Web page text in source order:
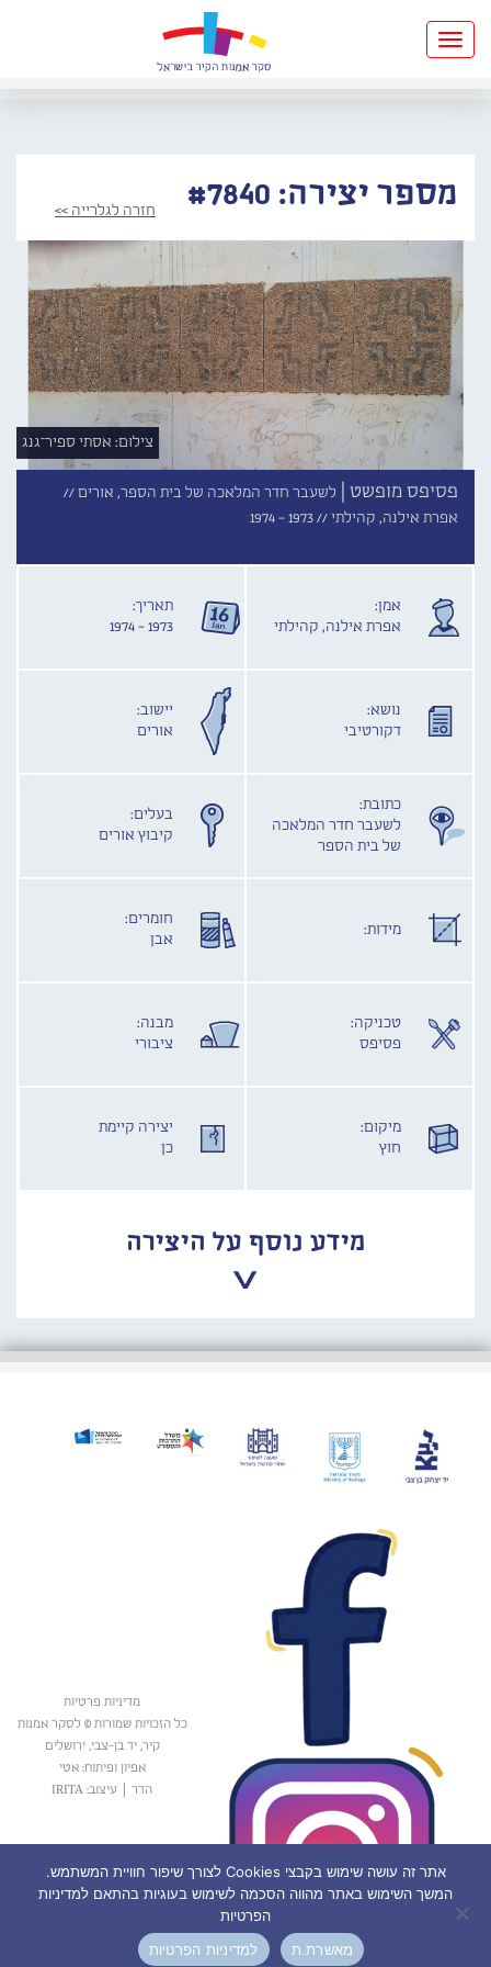
Toggle
navigation
מספר יצירה: #7840 חזרה לגלרייה >>
צילום: אסתי ספיר־גנג
פסיפס מופשט |
לשעבר חדר המלאכה של בית הספר, אורים //
אפרת אילנה, קהילתי //1973 - 1974
אמן:
אפרת אילנה, קהילתי
תאריך:
1973 - 1974
נושא:
דקורטיבי
יישוב:
אורים
כתובת:
לשעבר חדר המלאכה
של בית הספר
בעלים:
קיבוץ אורים
מידות:
חומרים:
אבן
טכניקה:
פסיפס
מבנה:
ציבורי
מיקום:
חוץ
יצירה קיימת
כן
מידע נוסף על היצירה
מדיניות פרטיות
כל הזכויות שמורות © לסקר אמנות
קיר, יד בן-צבי, ירושלים
אפיון ופיתוח: אטי
הדר
עיצוב: IRITA
אתר זה עושה שימוש בקבצי Cookies לצורך שיפור חוויית המשתמש.
המשך השימוש באתר מהווה הסכמה לשימוש בעוגיות בהתאם למדיניות
הפרטיות
מאשרת.ת
למדיניות הפרטיות